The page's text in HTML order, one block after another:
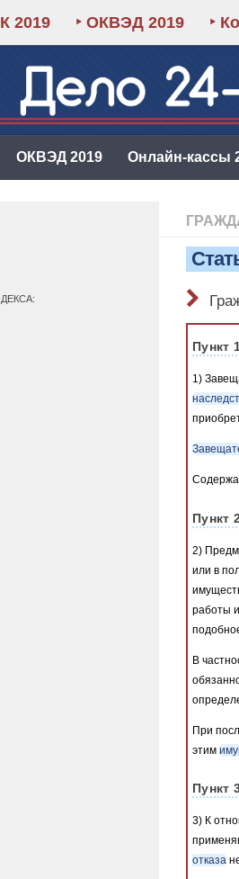
2019 ‣ ОКВЭД 2019 ‣
ОКВЭД 2019 Онлайн-кассы
Пункт
1)
Пункт
2)
или в
работы
В
При
этим
Пункт
3) К
отказа